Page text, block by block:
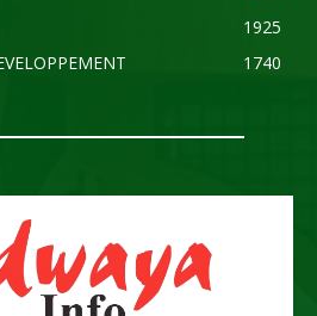
1925
1740